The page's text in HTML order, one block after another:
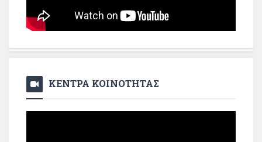
ΚΕΝΤΡΑ ΚΟΙΝΟΤΗΤΑΣ